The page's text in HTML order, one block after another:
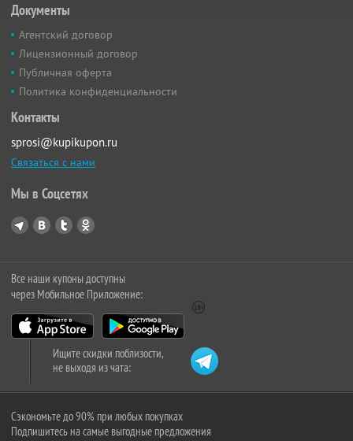
Документы
Агентский договор
Лицензионный договор
Публичная оферта
Политика конфиденциальности
Контакты
sprosi@kupikupon.ru
Связаться с нами
Мы в Соцсетях
Все наши купоны доступны
через Мобильное Приложение:
Ищите скидки поблизости,
не выходя из чата:
Сэкономьте до 90% при любых покупках
Подпишитесь на самые выгодные предложения